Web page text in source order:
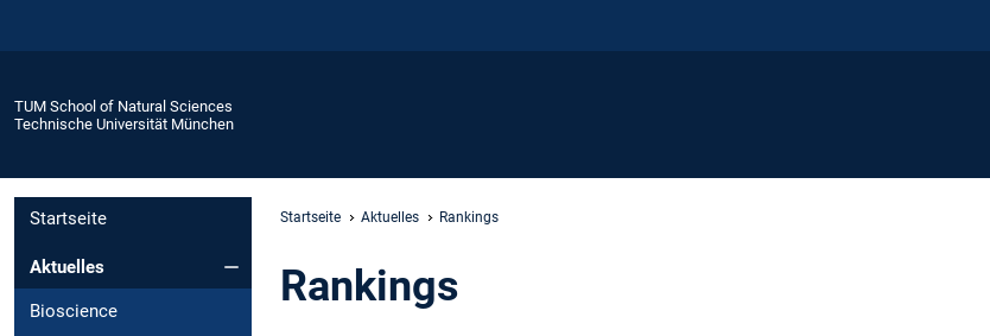
TUM School of Natural Sciences
Technische Universität München
Startseite
Aktuelles
Bioscience
Startseite Aktuelles Rankings
Rankings